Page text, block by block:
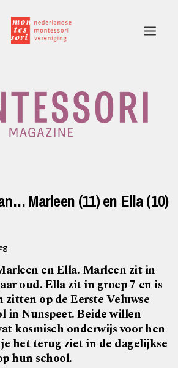
Marleen (11) en Ella (10)
en Ella. Marleen zit in
oud. Ella zit in groep 7 en is
zitten op de Eerste Veluwse
in Nunspeet. Beide willen
kosmisch onderwijs voor hen
het terug ziet in de dagelijkse
hun school.